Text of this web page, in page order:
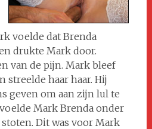
voelde dat Brenda
drukte Mark door.
van de pijn. Mark bleef
streelde haar haar. Hij
geven om aan zijn lul te
Mark Brenda onder
Dit was voor Mark